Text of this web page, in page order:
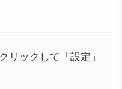
リックして「設定」